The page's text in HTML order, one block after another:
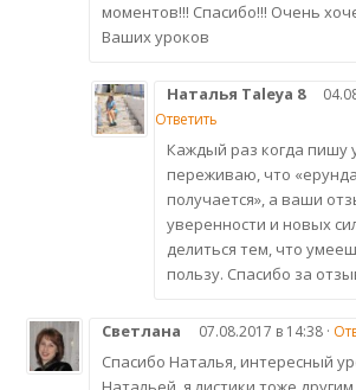
моментов!!! Спасибо!!! Очень
Ваших уроков
Наталья Taleya 8
Ответить
Каждый раз когда пишу
переживаю, что
получается», а ваши
уверенности и новых
делиться тем, что
пользу. Спасибо за
Светлана 07.08.2017 в 14:38 ·
Спасибо Наталья, интересный